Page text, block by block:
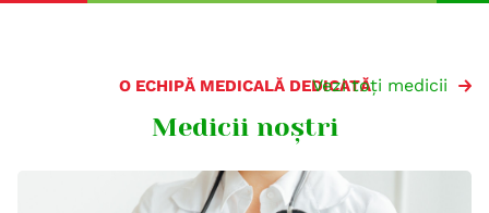
O ECHIPĂ MEDICALĂ DEDICATĂ
Medicii noștri
Vezi toți medicii